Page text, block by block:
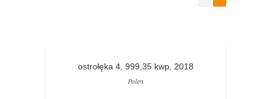
ostrołęka 4, 999,35 kwp, 2018
Polen